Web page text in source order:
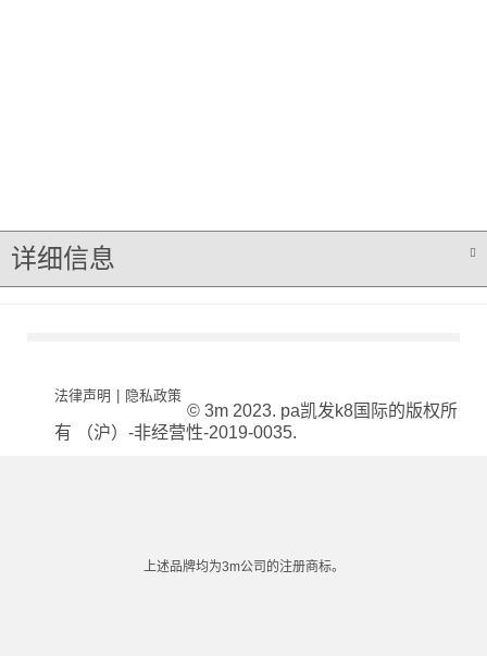
详细信息
法律声明 | 隐私政策
© 3m 2023. pa凯发k8国际的版权所
有 （沪）-非经营性-2019-0035.
上述品牌均为3m公司的注册商标。